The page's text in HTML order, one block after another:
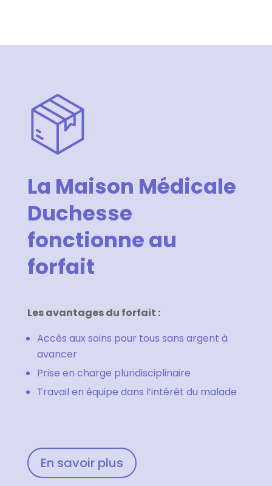
La Maison Médicale
Duchesse
fonctionne au
forfait
Les avantages du forfait :
Accès aux soins pour tous sans argent à
avancer
Prise en charge pluridisciplinaire
Travail en équipe dans l’intérêt du malade
En savoir plus